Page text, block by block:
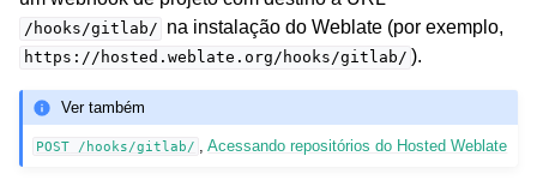
/hooks/gitlab/ na instalação do Weblate (por exemplo,
https://hosted.weblate.org/hooks/gitlab/ ).
Ver também
POST /hooks/gitlab/ ,Acessando repositórios do Hosted Weblate